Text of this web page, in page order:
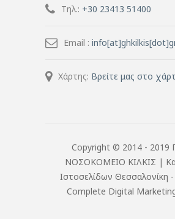
Τηλ.: +30 23413 51400
Email :
Χάρτης: Βρείτε μας στο
Copyright © 2014 - 2019
ΝΟΣΟΚΟΜΕΙΟ ΚΙΛΚΙΣ |
Ιστοσελίδων Θεσσαλονίκη
Complete Digital